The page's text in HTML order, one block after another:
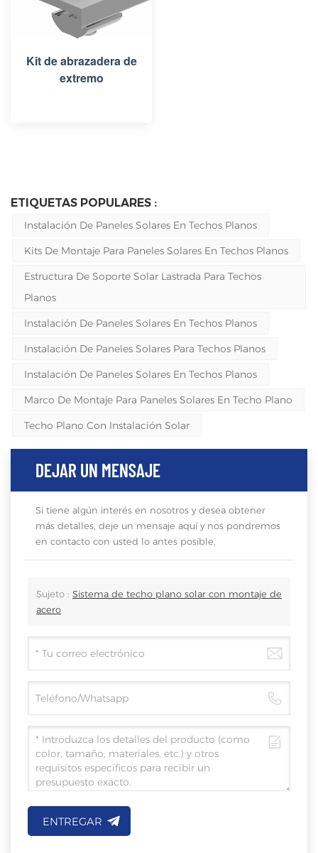
Kit de abrazadera de
extremo
ETIQUETAS POPULARES :
Instalación De Paneles Solares En Techos Planos
Kits De Montaje Para Paneles Solares En Techos Planos
Estructura De Soporte Solar Lastrada Para Techos
Planos
Instalación De Paneles Solares En Techos Planos
Instalación De Paneles Solares Para Techos Planos
Instalación De Paneles Solares En Techos Planos
Marco De Montaje Para Paneles Solares En Techo Plano
Techo Plano Con Instalación Solar
DEJAR UN MENSAJE
Si tiene algún interés en nosotros y desea obtener
más detalles, deje un mensaje aquí y nos pondremos
en contacto con usted lo antes posible.
Sujeto : Sistema de techo plano solar con montaje de
acero
ENTREGAR